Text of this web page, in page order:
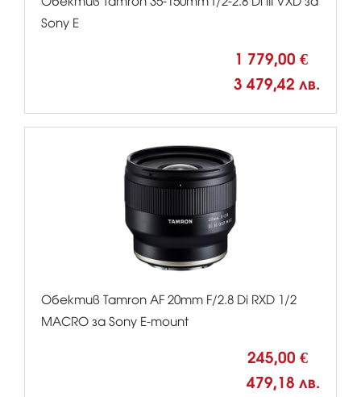
Sony E
1 779,00 €
3 479,42 лв.
Обектив Tamron AF 20mm F/2.8 Di RXD 1/2
MACRO за Sony E-mount
245,00 €
479,18 лв.